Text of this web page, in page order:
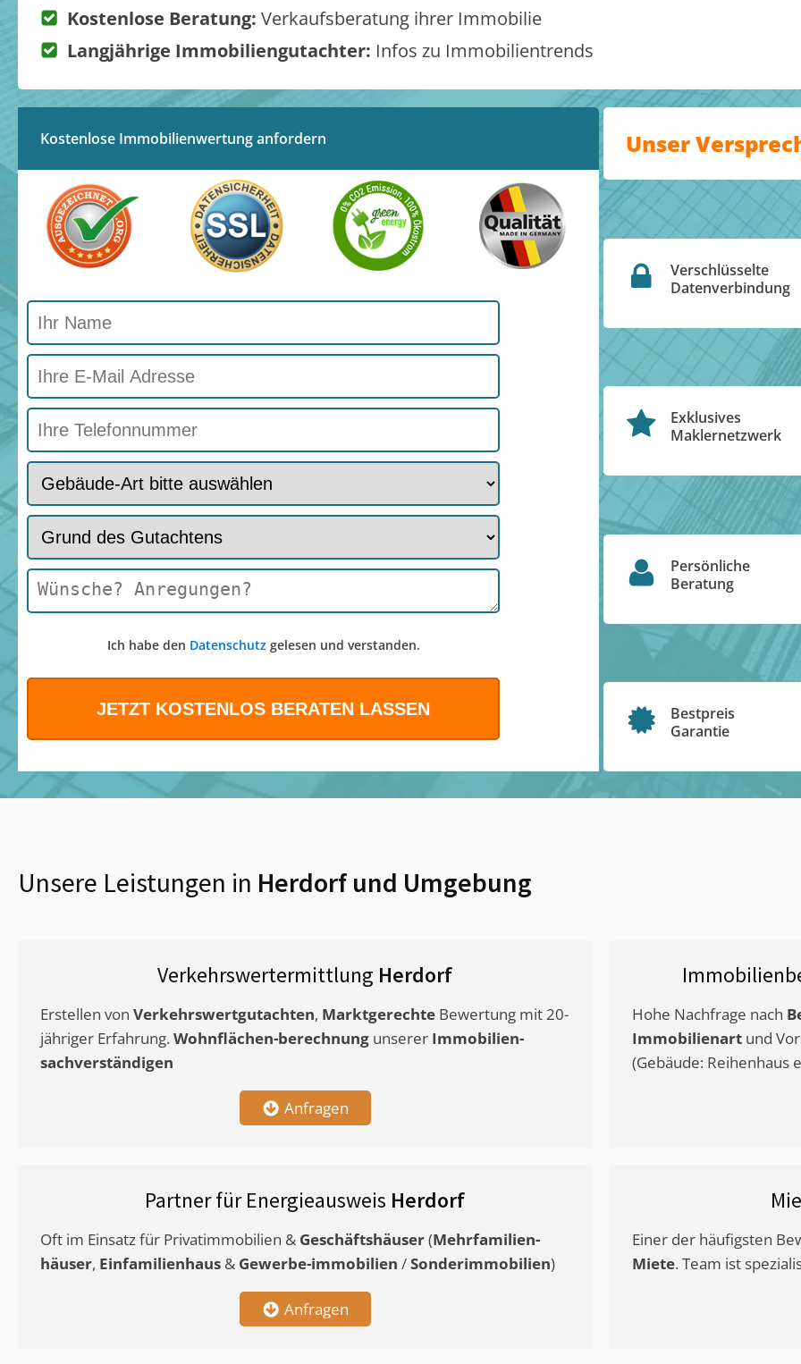
Kostenlose Beratung: Verkaufsberatung ihrer Immobilie
Langjährige Immobiliengutachter: Infos zu Immobilientrends
Kostenlose Immobilienwertung anfordern
Ich habe den Datenschutzgelesen und verstanden.
Unser
Verschlüsselte
Datenverbindung
Exklusives
Maklernetzwerk
Persönliche
Beratung
Bestpreis
Garantie
Unsere Leistungen in Herdorfund Umgebung
Verkehrswertermittlung Herdorf
Erstellen von Verkehrswertgutachten, Marktgerechte Bewertung mit 20-
jähriger Erfahrung. Wohnflächen-berechnung unserer Immobilien-
sachverständigen
Anfragen
Hohe Nachfrage nach
Immobilienart und
(Gebäude: Reihenhaus
Partner für Energieausweis Herdorf
Oft im Einsatz für Privatimmobilien & Geschäftshäuser(Mehrfamilien-
häuser, Einfamilienhaus & Gewerbe-immobilien /Sonderimmobilien)
Anfragen
Einer der häufigsten
Miete. Team ist